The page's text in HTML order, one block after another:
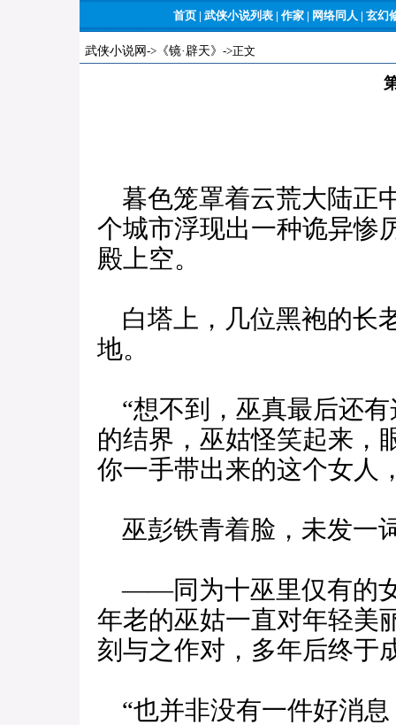
首页 | 武侠小说列表 | 作家 | 网络同人 | 玄幻
武侠小说网 -> 《镜·辟天》 ->正文
暮色笼罩着云荒大陆正
个城市浮现出一种诡异惨
殿上空。
白塔上，几位黑袍的长
地。
“想不到，巫真最后还有
的结界，巫姑怪笑起来，
你一手带出来的这个女人
巫彭铁青着脸，未发一
——同为十巫里仅有的
年老的巫姑一直对年轻美
刻与之作对，多年后终于
“也并非没有一件好消息